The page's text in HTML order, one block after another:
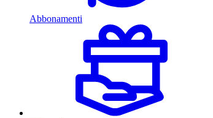
Abbonamenti